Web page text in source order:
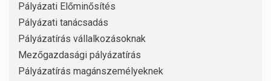
Pályázati Előminősítés
Pályázati tanácsadás
Pályázatírás vállalkozásoknak
Mezőgazdasági pályázatírás
Pályázatírás magánszemélyeknek